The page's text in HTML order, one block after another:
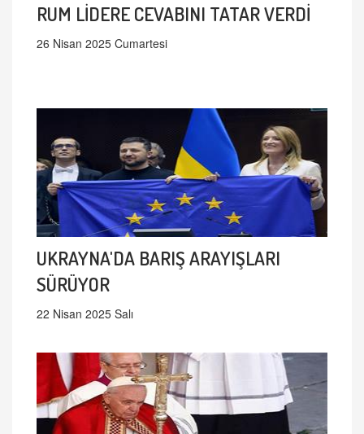
RUM LİDERE CEVABINI TATAR VERDİ
26 Nisan 2025 Cumartesi
UKRAYNA'DA BARIŞ ARAYIŞLARI
SÜRÜYOR
22 Nisan 2025 Salı